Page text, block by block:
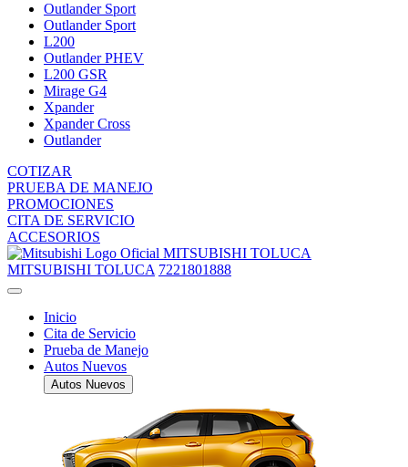
Outlander Sport
Outlander Sport
L200
Outlander PHEV
L200 GSR
Mirage G4
Xpander
Xpander Cross
Outlander
COTIZAR
PRUEBA DE MANEJO
PROMOCIONES
CITA DE SERVICIO
ACCESORIOS
MITSUBISHI TOLUCA
MITSUBISHI TOLUCA 7221801888
Inicio
Cita de Servicio
Prueba de Manejo
Autos Nuevos
Autos Nuevos